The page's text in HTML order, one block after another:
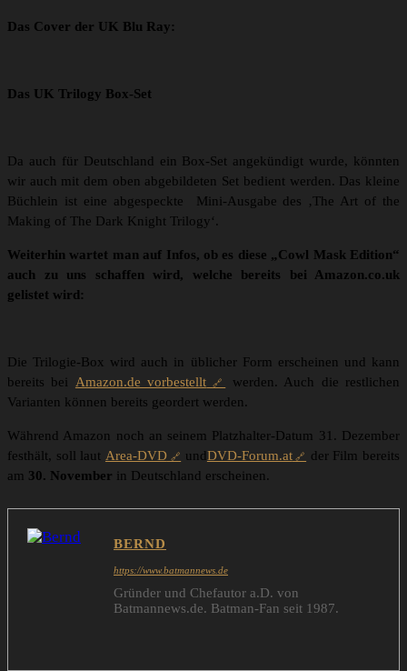
Das Cover der UK Blu Ray:
Das UK Trilogy Box-Set
Da auch für Deutschland ein Box-Set angekündigt wurde, könnten
wir auch mit dem oben abgebildeten Set bedient werden. Das kleine
Büchlein ist eine abgespeckte Mini-Ausgabe des ‚The Art of the
Making of The Dark Knight Trilogy‘.
Weiterhin wartet man auf Infos, ob es diese „Cowl Mask Edition“
auch zu uns schaffen wird, welche bereits bei Amazon.co.uk
gelistet wird:
Die Trilogie-Box wird auch in üblicher Form erscheinen und kann
bereits bei Amazon.de vorbestellt
werden. Auch die restlichen
Varianten können bereits geordert werden.
Während Amazon noch an seinem Platzhalter-Datum 31. Dezember
festhält, soll laut Area-DVD undDVD-Forum.at
der Film bereits
am 30. November in Deutschland erscheinen.
BERND
https://www.batmannews.de
Gründer und Chefautor a.D. von
Batmannews.de. Batman-Fan seit 1987.